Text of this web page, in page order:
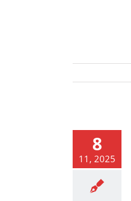
8
11, 2025
sekretariatów w dn.